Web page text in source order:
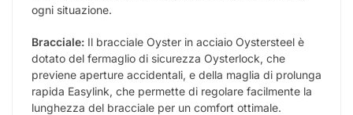
ogni situazione.
Bracciale: Il bracciale Oyster in acciaio Oystersteel è
dotato del fermaglio di sicurezza Oysterlock, che
previene aperture accidentali, e della maglia di prolunga
rapida Easylink, che permette di regolare facilmente la
lunghezza del bracciale per un comfort ottimale.